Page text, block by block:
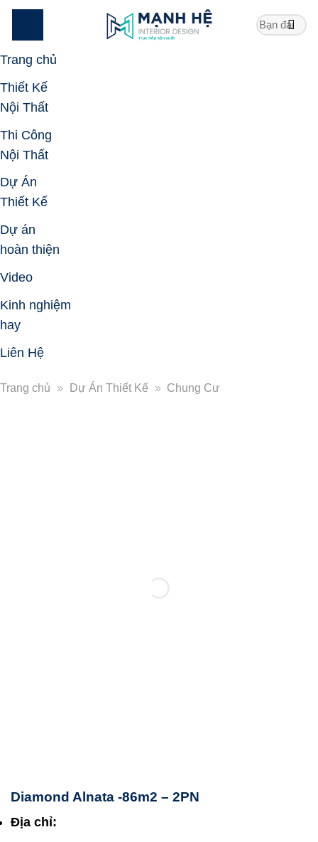
Skip
Trang chủ
Thiết Kế
Nội Thất
Thi Công
Nội Thất
Dự Án
Thiết Kế
Dự án
hoàn thiện
Video
Kinh nghiệm
hay
Liên Hệ
Trang chủ » Dự Án Thiết Kế » Chung Cư
Diamond Alnata -86m2 – 2PN
Địa chỉ: